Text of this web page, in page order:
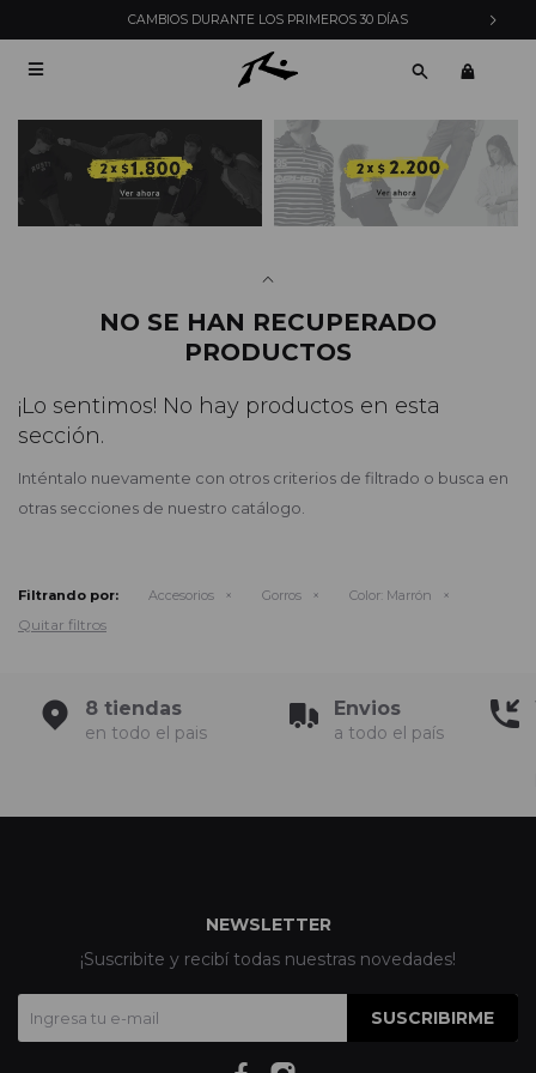
CAMBIOS DURANTE LOS PRIMEROS 30 DÍAS

NO SE HAN RECUPERADO
PRODUCTOS
¡Lo sentimos! No hay productos en esta
sección.
Inténtalo nuevamente con otros criterios de filtrado o busca en
otras secciones de nuestro catálogo.
Filtrando por: Accesorios Gorros Color: Marrón
Quitar filtros
8 tiendas
en todo el pais
Envios
a todo el país
NEWSLETTER
¡Suscribite y recibí todas nuestras novedades!
SUSCRIBIRME